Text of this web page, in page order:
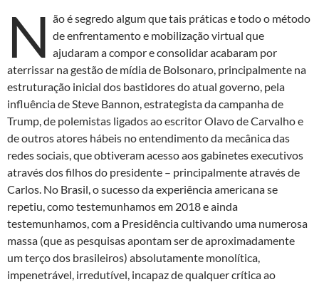
N ão é segredo algum que tais práticas e todo o método
de enfrentamento e mobilização virtual que
ajudaram a compor e consolidar acabaram por
aterrissar na gestão de mídia de Bolsonaro, principalmente na
estruturação inicial dos bastidores do atual governo, pela
influência de Steve Bannon, estrategista da campanha de
Trump, de polemistas ligados ao escritor Olavo de Carvalho e
de outros atores hábeis no entendimento da mecânica das
redes sociais, que obtiveram acesso aos gabinetes executivos
através dos filhos do presidente – principalmente através de
Carlos. No Brasil, o sucesso da experiência americana se
repetiu, como testemunhamos em 2018 e ainda
testemunhamos, com a Presidência cultivando uma numerosa
massa (que as pesquisas apontam ser de aproximadamente
um terço dos brasileiros) absolutamente monolítica,
impenetrável, irredutível, incapaz de qualquer crítica ao